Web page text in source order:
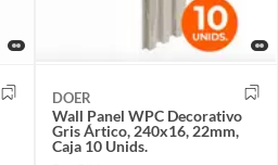
DOER
Wall Panel WPC Decorativo
Gris Ártico, 240x16, 22mm,
Caja 10 Unids.